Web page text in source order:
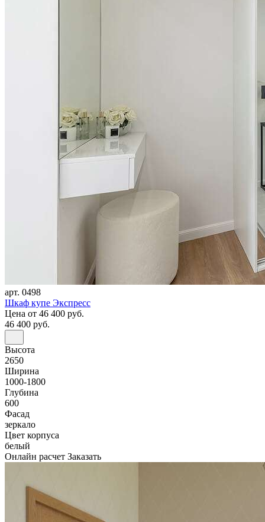
арт. 0498
Шкаф купе Экспресс
Цена от 46 400 руб.
46 400 руб.
Высота
2650
Ширина
1000-1800
Глубина
600
Фасад
зеркало
Цвет корпуса
белый
Онлайн расчет Заказать